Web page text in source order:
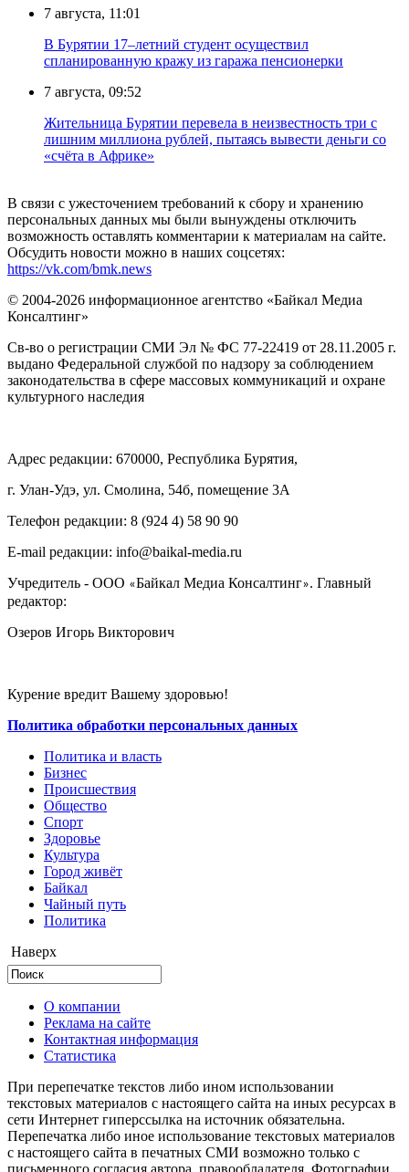
7 августа, 11:01
В Бурятии 17–летний студент осуществил
спланированную кражу из гаража пенсионерки
7 августа, 09:52
Жительница Бурятии перевела в неизвестность три с
лишним миллиона рублей, пытаясь вывести деньги со
«счёта в Африке»
В связи с ужесточением требований к сбору и хранению
персональных данных мы были вынуждены отключить
возможность оставлять комментарии к материалам на сайте.
Обсудить новости можно в наших соцсетях:
https://vk.com/bmk.news
© 2004-2026 информационное агентство «Байкал Медиа
Консалтинг»
Св-во о регистрации СМИ Эл № ФС 77-22419 от 28.11.2005 г.
выдано Федеральной службой по надзору за соблюдением
законодательства в сфере массовых коммуникаций и охране
культурного наследия
Адрес редакции: 670000, Республика Бурятия,
г. Улан-Удэ, ул. Смолина, 54б, помещение 3А
Телефон редакции: ‎‎8 (924 4) 58 90 90
E-mail редакции: info@baikal-media.ru
Учредитель - ООО «Байкал Медиа Консалтинг». Главный
редактор:
Озеров Игорь Викторович
Курение вредит Вашему здоровью!
Политика обработки персональных данных
Политика и власть
Бизнес
Происшествия
Общество
Cпорт
Здоровье
Культура
Город живёт
Байкал
Чайный путь
Политика
Наверх
О компании
Реклама на сайте
Контактная информация
Статистика
При перепечатке текстов либо ином использовании
текстовых материалов с настоящего сайта на иных ресурсах в
сети Интернет гиперссылка на источник обязательна.
Перепечатка либо иное использование текстовых материалов
с настоящего сайта в печатных СМИ возможно только с
письменного согласия автора, правообладателя. Фотографии,